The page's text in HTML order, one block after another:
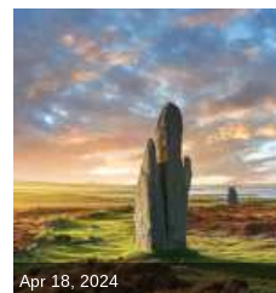
Apr 18, 2024